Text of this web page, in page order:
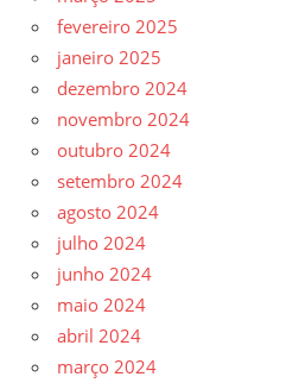
fevereiro 2025
janeiro 2025
dezembro 2024
novembro 2024
outubro 2024
setembro 2024
agosto 2024
julho 2024
junho 2024
maio 2024
abril 2024
março 2024